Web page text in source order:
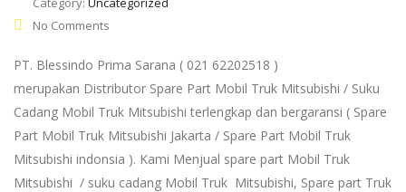
No Comments
PT. Blessindo Prima Sarana ( 021 62202518 )
merupakan Distributor Spare Part Mobil Truk Mitsubishi / Suku
Cadang Mobil Truk Mitsubishi terlengkap dan bergaransi ( Spare
Part Mobil Truk Mitsubishi Jakarta / Spare Part Mobil Truk
Mitsubishi indonsia ). Kami Menjual spare part Mobil Truk
Mitsubishi / suku cadang Mobil Truk Mitsubishi, Spare part Truk